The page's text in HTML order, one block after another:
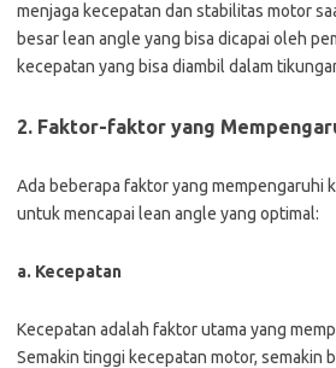
menjaga kecepatan dan stabilitas motor
besar lean angle yang bisa dicapai oleh
kecepatan yang bisa diambil dalam
2. Faktor-faktor yang
Ada beberapa faktor yang mempengaruhi
untuk mencapai lean angle yang optimal:
a. Kecepatan
Kecepatan adalah faktor utama yang
Semakin tinggi kecepatan motor, semakin